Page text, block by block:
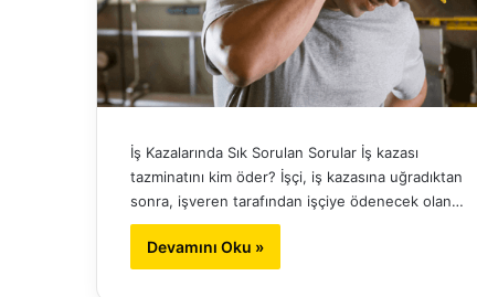
İş Kazalarında Sık Sorulan Sorular İş kazası
tazminatını kim öder? İşçi, iş kazasına uğradıktan
sonra, işveren tarafından işçiye ödenecek olan…
Devamını Oku »